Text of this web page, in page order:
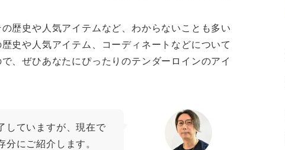
歴史や人気アイテムなど、わからないことも多い
史や人気アイテム、コーディネートなどについて
、ぜひあなたにぴったりのテンダーロインのアイ
していますが、現在で
にご紹介します。